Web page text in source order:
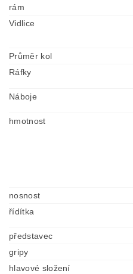
rám
Vidlice
Průměr kol
Ráfky
Náboje
hmotnost
nosnost
řídítka
představec
gripy
hlavové složení